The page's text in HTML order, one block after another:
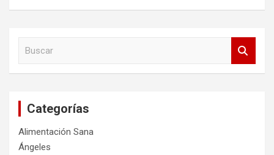
Categorías
Alimentación Sana
Ángeles